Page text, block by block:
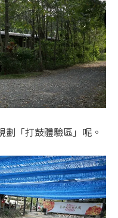
「打鼓體驗區」呢。